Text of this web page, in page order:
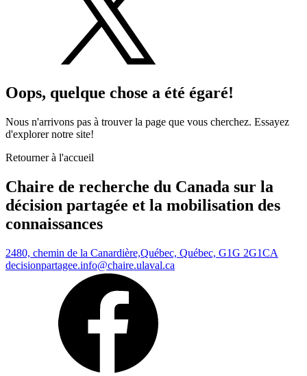
Oops, quelque chose a été égaré!
Nous n'arrivons pas à trouver la page que vous cherchez. Essayez
d'explorer notre site!
Retourner à l'accueil
Chaire de recherche du Canada sur la
décision partagée et la mobilisation des
connaissances
2480, chemin de la Canardière,Québec, Québec, G1G 2G1CA
decisionpartagee.info@chaire.ulaval.ca